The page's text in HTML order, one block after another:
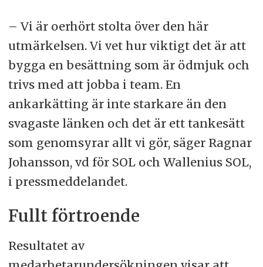
– Vi är oerhört stolta över den här
utmärkelsen. Vi vet hur viktigt det är att
bygga en besättning som är ödmjuk och
trivs med att jobba i team. En
ankarkätting är inte starkare än den
svagaste länken och det är ett tankesätt
som genomsyrar allt vi gör, säger Ragnar
Johansson, vd för SOL och Wallenius SOL,
i pressmeddelandet.
Fullt förtroende
Resultatet av